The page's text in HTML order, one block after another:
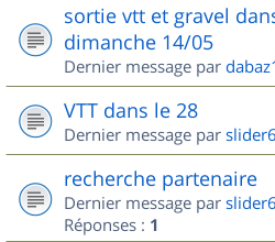
sortie vtt et gravel
dimanche 14/05
Dernier message par
VTT dans le 28
Dernier message par
recherche partenaire
Dernier message par
Réponses : 1